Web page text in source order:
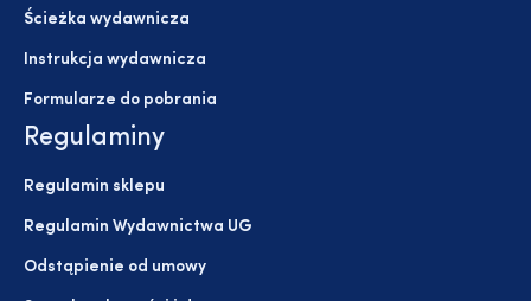
Ścieżka wydawnicza
Instrukcja wydawnicza
Formularze do pobrania
Regulaminy
Regulamin sklepu
Regulamin Wydawnictwa UG
Odstąpienie od umowy